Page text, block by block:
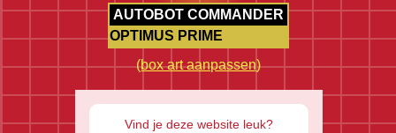
AUTOBOT COMMANDER
OPTIMUS PRIME
(box art aanpassen)
Vind je deze website leuk?